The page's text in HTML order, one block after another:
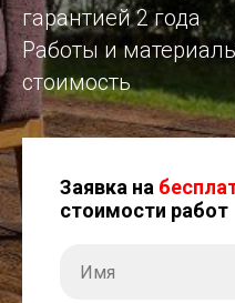
гарантией 2 года
Работы и
стоимость
Заявка на
стоимости работ